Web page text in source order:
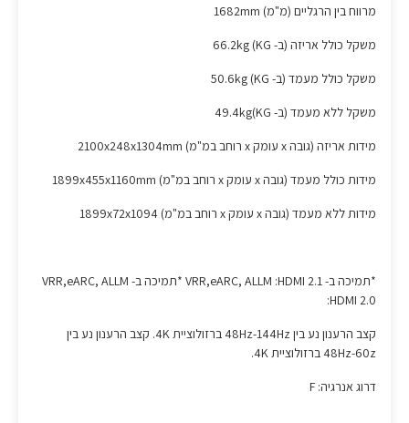
מרווח בין הרגליים (מ"מ) 1682mm
משקל כולל אריזה (ב- KG) 66.2kg
משקל כולל מעמד (ב- KG) 50.6kg
משקל ללא מעמד (ב- KG)49.4kg
מידות אריזה (גובה x עומק x רוחב במ"מ) 2100x248x1304mm
מידות כולל מעמד (גובה x עומק x רוחב במ"מ) 1899x455x1160mm
מידות ללא מעמד (גובה x עומק x רוחב במ"מ) 1899x72x1094
*תמיכה ב- VRR,eARC, ALLM :HDMI 2.1 *תמיכה ב- VRR,eARC, ALLM
:HDMI 2.0
קצב הרענון נע בין 48Hz-144Hz ברזולוציית 4K. קצב הרענון נע בין
48Hz-60z ברזולוציית 4K.
דרוג אנרגיה: F